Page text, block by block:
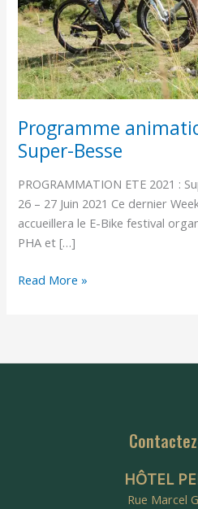
Programme
Super-Besse
PROGRAMMATION ETE 2021 :
26 – 27 Juin 2021 Ce dernier
accueillera le E-Bike festival
PHA et […]
Besse
Read More »
HÔTEL
Rue Marcel